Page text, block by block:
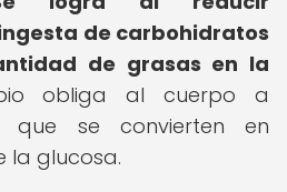
de carbohidratos
de grasas en la
obliga al cuerpo a
que se convierten en
la glucosa.